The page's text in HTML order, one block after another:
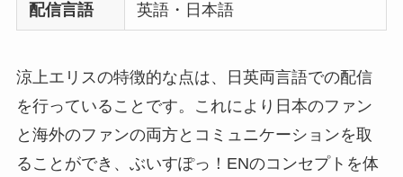
配信言語 英語・日本語
涼上エリスの特徴的な点は、日英両言語での配信
を行っていることです。これにより日本のファン
と海外のファンの両方とコミュニケーションを取
ることができ、ぶいすぽっ！ENのコンセプトを体